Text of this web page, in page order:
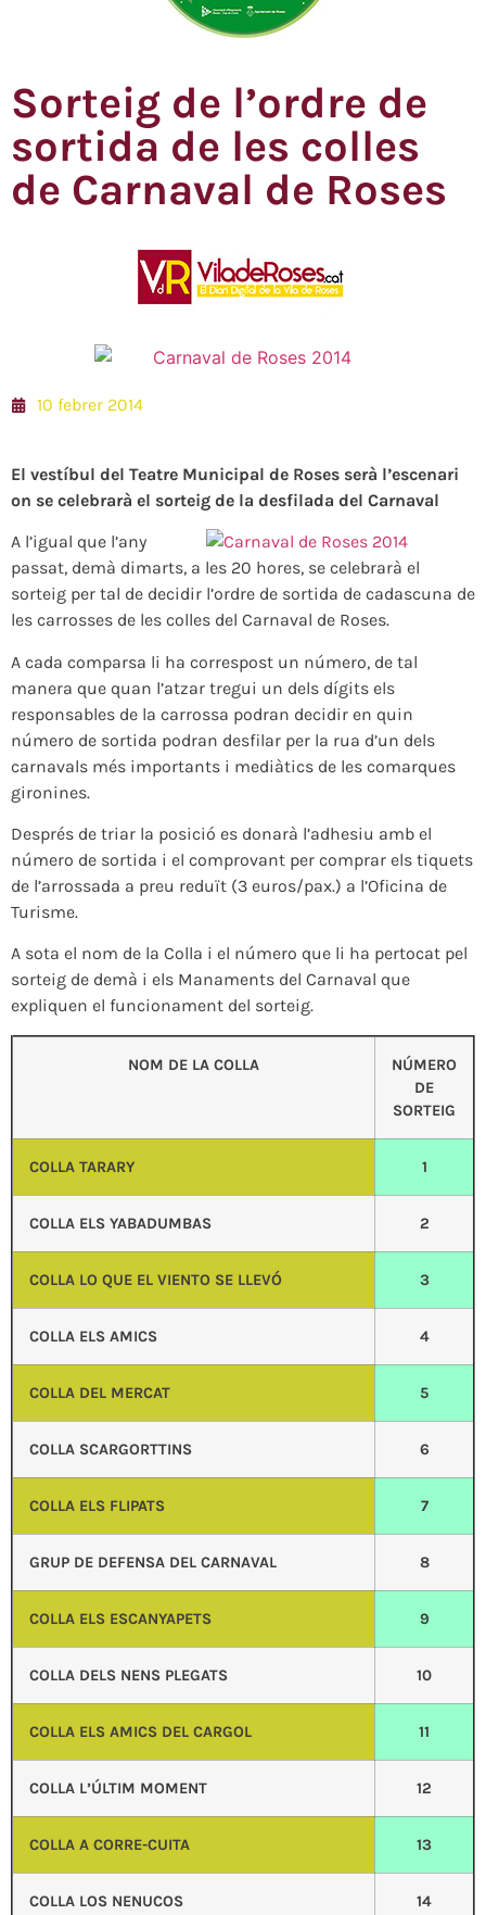
Sorteig de l’ordre de
sortida de les colles
de Carnaval de Roses
10 febrer 2014
El vestíbul del Teatre Municipal de Roses serà l’escenari
on se celebrarà el sorteig de la desfilada del Carnaval
A l’igual que l’any
passat, demà dimarts, a les 20 hores, se celebrarà el
sorteig per tal de decidir l’ordre de sortida de cadascuna de
les carrosses de les colles del Carnaval de Roses.
A cada comparsa li ha correspost un número, de tal
manera que quan l’atzar tregui un dels dígits els
responsables de la carrossa podran decidir en quin
número de sortida podran desfilar per la rua d’un dels
carnavals més importants i mediàtics de les comarques
gironines.
Després de triar la posició es donarà l’adhesiu amb el
número de sortida i el comprovant per comprar els tiquets
de l’arrossada a preu reduït (3 euros/pax.) a l’Oficina de
Turisme.
A sota el nom de la Colla i el número que li ha pertocat pel
sorteig de demà i els Manaments del Carnaval que
expliquen el funcionament del sorteig.
NOM DE LA COLLA
NÚMERO
DE
SORTEIG
COLLA TARARY 1
COLLA ELS YABADUMBAS 2
COLLA LO QUE EL VIENTO SE LLEVÓ 3
COLLA ELS AMICS 4
COLLA DEL MERCAT 5
COLLA SCARGORTTINS 6
COLLA ELS FLIPATS 7
GRUP DE DEFENSA DEL CARNAVAL 8
COLLA ELS ESCANYAPETS 9
COLLA DELS NENS PLEGATS 10
COLLA ELS AMICS DEL CARGOL 11
COLLA L’ÚLTIM MOMENT 12
COLLA A CORRE-CUITA 13
COLLA LOS NENUCOS 14